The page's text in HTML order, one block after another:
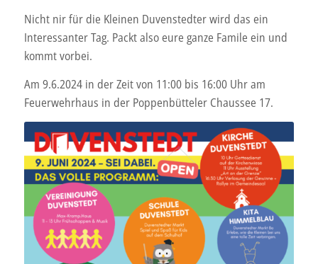
Nicht nir für die Kleinen Duvenstedter wird das ein
Interessanter Tag. Packt also eure ganze Famile ein und
kommt vorbei.
Am 9.6.2024 in der Zeit von 11:00 bis 16:00 Uhr am
Feuerwehrhaus in der Poppenbütteler Chaussee 17.